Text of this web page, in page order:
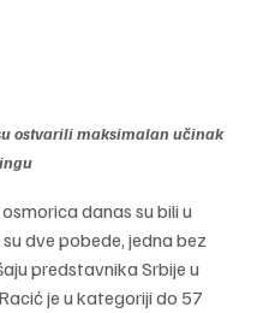
ostvarili maksimalan učinak
danas su bili u
dve pobede, jedna bez
predstavnika Srbije u
je u kategoriji do 57